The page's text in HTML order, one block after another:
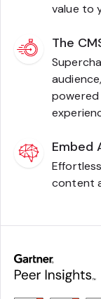
value to
The
Embed
content